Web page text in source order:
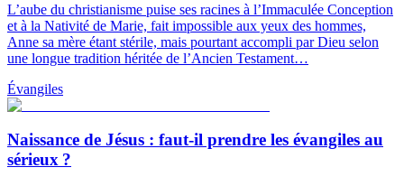
L’aube du christianisme puise ses racines à l’Immaculée Conception
et à la Nativité de Marie, fait impossible aux yeux des hommes,
Anne sa mère étant stérile, mais pourtant accompli par Dieu selon
une longue tradition héritée de l’Ancien Testament…
Évangiles
Naissance de Jésus : faut-il prendre les évangiles au
sérieux ?